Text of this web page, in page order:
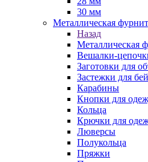
30 мм
Металлическая
Назад
Металлическая
Вешалки-
Заготовки для
Застежки для
Карабины
Кнопки для
Кольца
Крючки для
Люверсы
Полукольца
Пряжки